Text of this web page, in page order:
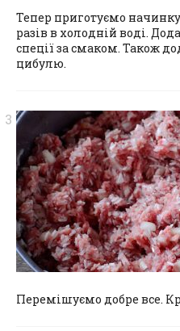
Тепер приготуємо
разів в холодній воді.
спеції за смаком. Також
цибулю.
Перемішуємо добре все.